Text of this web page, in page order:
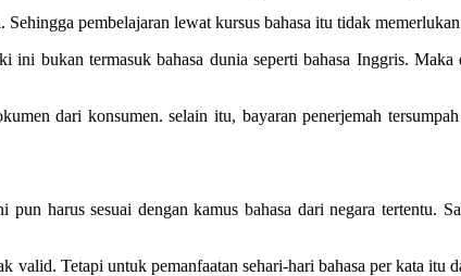
pembelajaran lewat kursus bahasa itu tidak
bukan termasuk bahasa dunia seperti bahasa Inggris.
dari konsumen. selain itu, bayaran penerjemah
harus sesuai dengan kamus bahasa dari negara tertentu.
Tetapi untuk pemanfaatan sehari-hari bahasa per kata itu